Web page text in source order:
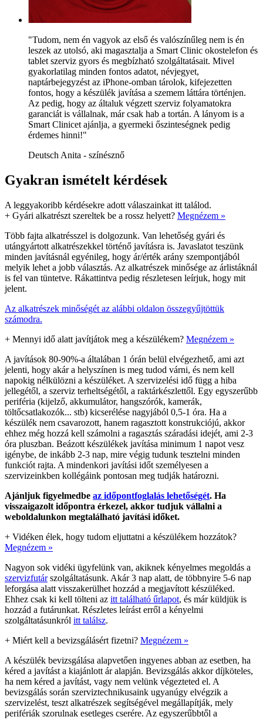
"Tudom, nem én vagyok az első és valószínűleg nem is én
leszek az utolsó, aki magasztalja a Smart Clinic okostelefon és
tablet szerviz gyors és megbízható szolgáltatásait. Mivel
gyakorlatilag minden fontos adatot, névjegyet,
naptárbejegyzést az iPhone-omban tárolok, kifejezetten
fontos, hogy a készülék javítása a szemem láttára történjen.
Az pedig, hogy az általuk végzett szerviz folyamatokra
garanciát is vállalnak, már csak hab a tortán. A lányom is a
Smart Clinicet ajánlja, a gyermeki őszinteségnek pedig
érdemes hinni!"
Deutsch Anita - színésznő
Gyakran ismételt kérdések
A leggyakoribb kérdésekre adott válaszainkat itt találod.
+ Gyári alkatrészt szereltek be a rossz helyett? Megnézem »
Több fajta alkatrésszel is dolgozunk. Van lehetőség gyári és
utángyártott alkatrészekkel történő javításra is. Javaslatot teszünk
minden javításnál egyénileg, hogy ár/érték arány szempontjából
melyik lehet a jobb választás. Az alkatrészek minősége az árlistáknál
is fel van tüntetve. Rákattintva pedig részletesen leírjuk, hogy mit
jelent.
Az alkatrészek minőségét az alábbi oldalon összegyűjtöttük
számodra.
+ Mennyi idő alatt javítjátok meg a készülékem? Megnézem »
A javítások 80-90%-a általában 1 órán belül elvégezhető, ami azt
jelenti, hogy akár a helyszínen is meg tudod várni, és nem kell
napokig nélkülözni a készüléket. A szervizelési idő függ a hiba
jellegétől, a szerviz terheltségétől, a raktárkészlettől. Egy egyszerűbb
periféria (kijelző, akkumulátor, hangszórók, kamerák,
töltőcsatlakozók... stb) kicserélése nagyjából 0,5-1 óra. Ha a
készülék nem csavarozott, hanem ragasztott konstrukciójú, akkor
ehhez még hozzá kell számolni a ragasztás száradási idejét, ami 2-3
óra pluszban. Beázott készülékek javítása minimum 1 napot vesz
igénybe, de inkább 2-3 nap, mire végig tudunk tesztelni minden
funkciót rajta. A mindenkori javítási időt személyesen a
szervizeinkben kollégáink pontosan meg tudják határozni.
Ajánljuk figyelmedbe az időpontfoglalás lehetőségét. Ha
visszaigazolt időpontra érkezel, akkor tudjuk vállalni a
weboldalunkon megtalálható javítási időket.
+ Vidéken élek, hogy tudom eljuttatni a készülékem hozzátok?
Megnézem »
Nagyon sok vidéki ügyfelünk van, akiknek kényelmes megoldás a
szervizfutárszolgáltatásunk. Akár 3 nap alatt, de többnyire 5-6 nap
leforgása alatt visszakerülhet hozzád a megjavított készüléked.
Ehhez csak ki kell tölteni az itt található űrlapot, és már küldjük is
hozzád a futárunkat. Részletes leírást erről a kényelmi
szolgáltatásunkról itt találsz.
+ Miért kell a bevizsgálásért fizetni? Megnézem »
A készülék bevizsgálása alapvetően ingyenes abban az esetben, ha
kéred a javítást a kiajánlott ár alapján. Bevizsgálás akkor díjköteles,
ha nem kéred a javítást, vagy nem velünk végezteted el. A
bevizsgálás során szerviztechnikusaink ugyanúgy elvégzik a
szervizelést, teszt alkatrészek segítségével megállapítják, mely
perifériák szorulnak esetleges cserére. Az egyszerűbbtől a